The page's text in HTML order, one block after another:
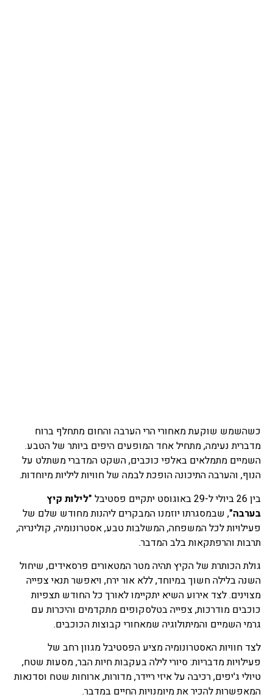
כשהשמש שוקעת מאחורי הרי הערבה והחום מתחלף ברוח
מדברית נעימה, מתחיל אחד המופעים היפים ביותר של הטבע.
השמיים מתמלאים באלפי כוכבים, השקט המדברי משתלט על
הנוף, והערבה התיכונה הופכת לבמה של חוויות ליליות מיוחדות.
בין 26 ביולי ל-29 באוגוסט יתקיים פסטיבל
"לילות קיץ
בערבה", שבמסגרתו יוזמנו המבקרים ליהנות מחודש שלם של
פעילויות לכל המשפחה, המשלבות טבע, אסטרונומיה, קולינריה,
תרבות והרפתקאות בלב המדבר.
גולת הכותרת של הקיץ תהיה מטר המטאורים פרסאידים, שיחול
השנה בלילה חשוך במיוחד, ללא אור ירח, ויאפשר תנאי צפייה
מצוינים. לצד אירוע השיא יתקיימו לאורך כל החודש תצפיות
כוכבים מודרכות, צפייה בטלסקופים מתקדמים והיכרות עם
גרמי השמיים והמיתולוגיה שמאחורי קבוצות הכוכבים.
לצד חוויות האסטרונומיה מציע הפסטיבל מגוון רחב של
פעילויות מדבריות: סיורי לילה בעקבות חיות הבר, מסעות שטח,
טיולי ג'יפים, רכיבה על איזי ריידר, מדורות, ארוחות שטח וסדנאות
המאפשרות להכיר את מיומנויות החיים במדבר.